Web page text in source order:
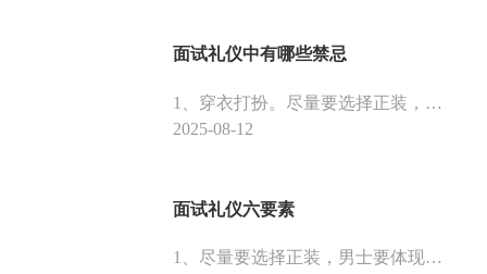
面试礼仪中有哪些禁忌
1、穿衣打扮。尽量要选择正装，男士要体现男士的风度，女性要体现女性的身材比例。保持的原则是简明、正式。不可以穿得过于时髦。
2025-08-12
面试礼仪六要素
1、尽量要选择正装，男士要体现男士的风度，女性要体现女性的身材比例。保持的原则是简明、正式。不可以穿得过于时髦。2、男生头发长度不超过耳朵，不留长发。必须将胡子刮干净。将手指甲全部剪短，不允许指甲里存在污垢。女生要化淡妆，让自己看起来更有精神。